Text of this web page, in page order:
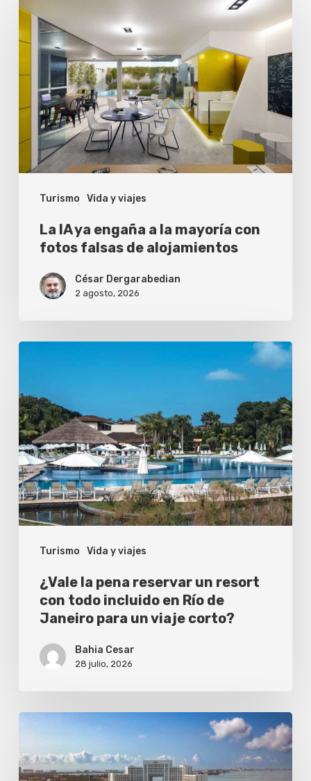
Turismo Vida y viajes
ya
engaña
la
mayoría
fotos
falsas
alojamientos
La IA ya engaña a la mayoría con
fotos falsas de alojamientos
César Dergarabedian
2 agosto, 2026
Turismo Vida y viajes
pena
reservar
un
resort
con
todo
incluido
Janeiro
¿Vale la pena reservar un resort
con todo incluido en Río de
Janeiro para un viaje corto?
Bahia Cesar
28 julio, 2026
imperdibles